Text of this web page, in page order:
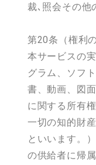
裁､照会その他
第20条（権利
本サービスの
グラム、ソフ
書、動画、図
に関する所有
一切の知的財
といいます。
の供給者に帰